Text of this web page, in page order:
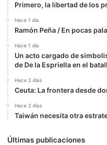
Primero, la libertad de los
Hace 1 día
Ramón Peña / En pocas
Hace 1 día
Un acto cargado de
de De la Espriella en el
Hace 2 días
Ceuta: La frontera desde
Hace 2 días
Taiwán necesita otra
Últimas publicaciones